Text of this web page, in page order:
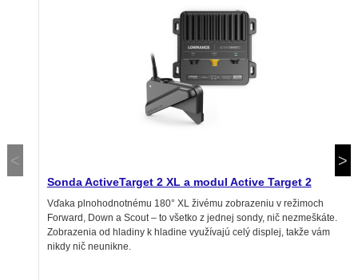
Sonda ActiveTarget 2 XL a modul Active Target 2
Vďaka plnohodnotnému 180° XL živému zobrazeniu v režimoch
Forward, Down a Scout – to všetko z jednej sondy, nič nezmeškáte.
Zobrazenia od hladiny k hladine využívajú celý displej, takže vám
nikdy nič neunikne.